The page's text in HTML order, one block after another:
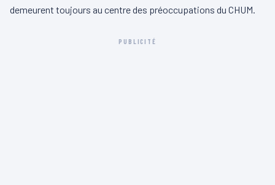
demeurent toujours au centre des préoccupations du CHUM.
PUBLICITÉ